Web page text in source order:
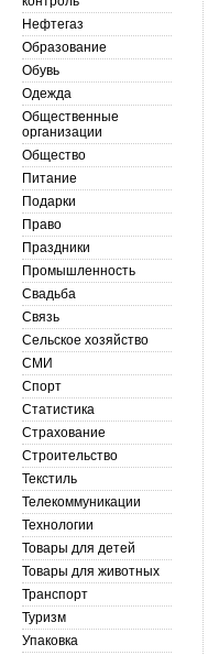
Нефтегаз
Образование
Обувь
Одежда
Общественные
организации
Общество
Питание
Подарки
Право
Праздники
Промышленность
Свадьба
Связь
Сельское хозяйство
СМИ
Спорт
Статистика
Страхование
Строительство
Текстиль
Телекоммуникации
Технологии
Товары для детей
Товары для животных
Транспорт
Туризм
Упаковка